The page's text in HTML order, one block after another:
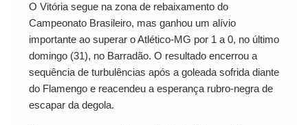
O Vitória segue na zona de rebaixamento do
Campeonato Brasileiro, mas ganhou um alívio
importante ao superar o Atlético-MG por 1 a 0, no último
domingo (31), no Barradão. O resultado encerrou a
sequência de turbulências após a goleada sofrida diante
do Flamengo e reacendeu a esperança rubro-negra de
escapar da degola.